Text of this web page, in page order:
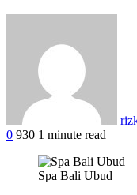
0 930 1 minute read
Spa Bali Ubud